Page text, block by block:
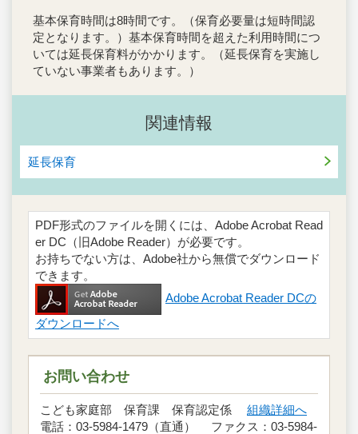
基本保育時間は8時間です。（保育必要量は短時間認
定となります。）基本保育時間を超えた利用時間につ
いては延長保育料がかかります。（延長保育を実施し
ていない事業者もあります。）
関連情報
延長保育
PDF形式のファイルを開くには、Adobe Acrobat Read
er DC（旧Adobe Reader）が必要です。
お持ちでない方は、Adobe社から無償でダウンロード
できます。
Adobe Acrobat Reader DCの
ダウンロードへ
お問い合わせ
こども家庭部 保育課 保育認定係 組織詳細へ
電話：03-5984-1479（直通） ファクス：03-5984-